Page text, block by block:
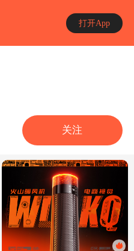
打开App
关注